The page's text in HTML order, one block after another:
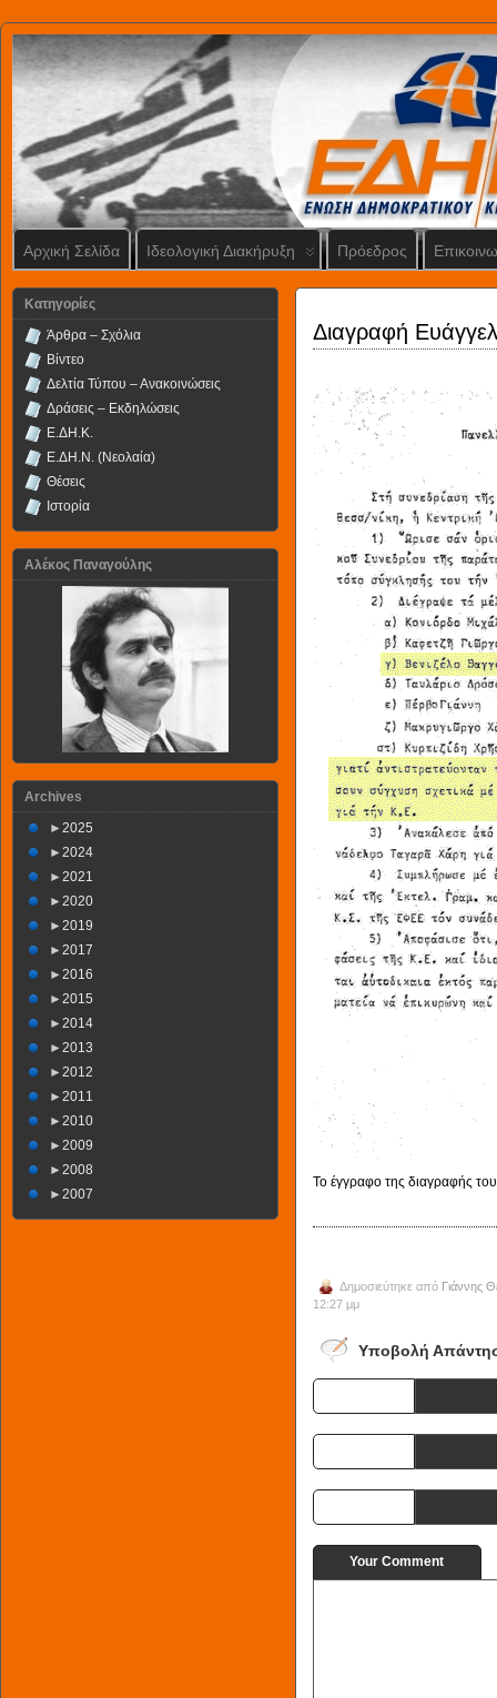
Αρχική Σελίδα Ιδεολογική Διακήρυξη Πρόεδρος
Διαγραφή
Το έγγραφο της διαγραφής
Δημοσιεύτηκε από Γιάννης
12:27 μμ
Υποβολή
Your Comment
Kατηγορίες
Άρθρα – Σχόλια
Βίντεο
Δελτία Τύπου – Ανακοινώσεις
Δράσεις – Εκδηλώσεις
Ε.ΔΗ.Κ.
Ε.ΔΗ.Ν. (Νεολαία)
Θέσεις
Ιστορία
Αλέκος Παναγούλης
Archives
► 2025
► 2024
► 2021
► 2020
► 2019
► 2017
► 2016
► 2015
► 2014
► 2013
► 2012
► 2011
► 2010
► 2009
► 2008
► 2007